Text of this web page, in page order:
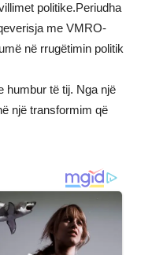
politike.Periudha
me VMRO-
në rrugëtimin politik
humbur të tij. Nga një
një transformim që